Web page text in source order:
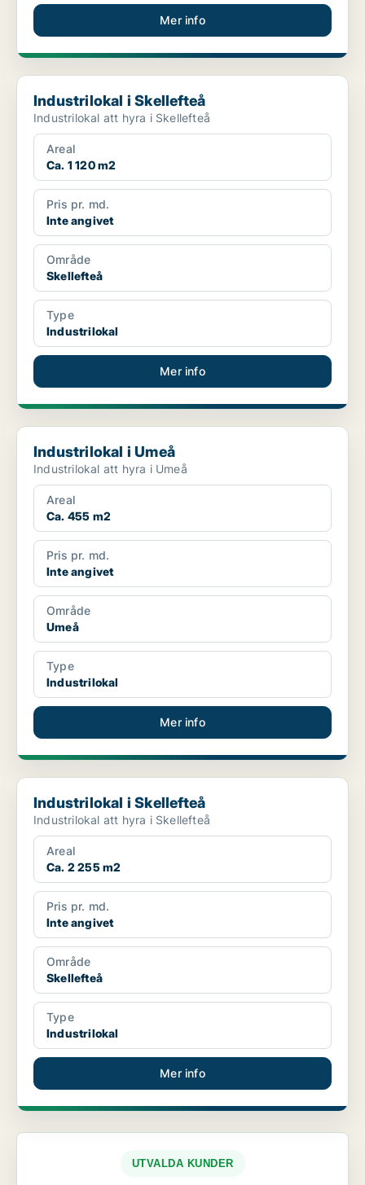
Mer info
Industrilokal i Skellefteå
Industrilokal i Skellefteå
Industrilokal att hyra i Skellefteå
Areal
Ca. 1 120 m2
Pris pr. md.
Inte angivet
Område
Skellefteå
Type
Industrilokal
Mer info
Industrilokal i Umeå
Industrilokal i Umeå
Industrilokal att hyra i Umeå
Areal
Ca. 455 m2
Pris pr. md.
Inte angivet
Område
Umeå
Type
Industrilokal
Mer info
Industrilokal i Skellefteå
Industrilokal i Skellefteå
Industrilokal att hyra i Skellefteå
Areal
Ca. 2 255 m2
Pris pr. md.
Inte angivet
Område
Skellefteå
Type
Industrilokal
Mer info
UTVALDA KUNDER